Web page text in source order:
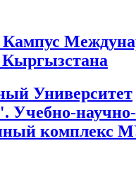
Кыргызстана
Университет
Учебно-научно-
комплекс